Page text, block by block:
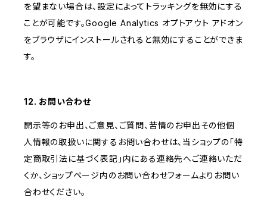
を望まない場合は、設定によってトラッキングを無効にする
ことが可能です。Google Analytics オプトアウト アドオン
をブラウザにインストールされると無効にすることができま
す。
12. お問い合わせ
開示等のお申出、ご意見、ご質問、苦情のお申出その他個
人情報の取扱いに関するお問い合わせは、当ショップの「特
定商取引法に基づく表記」内にある連絡先へご連絡いただ
くか、ショップページ内のお問い合わせフォームよりお問い
合わせください。